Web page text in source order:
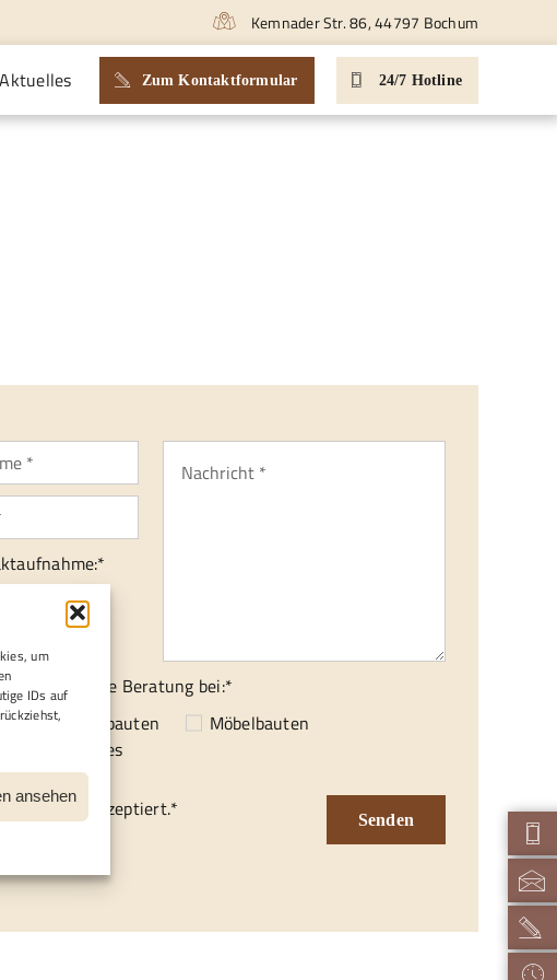
um
IDs auf
ansehen
Kemnader Str. 86, 44797 Bochum
Aktuelles Zum Kontaktformular 24/7 Hotline
Telefonisch
Beratung bei:*
Innenausbauten
Möbelbauten
Sonstiges
und akzeptiert.* Senden